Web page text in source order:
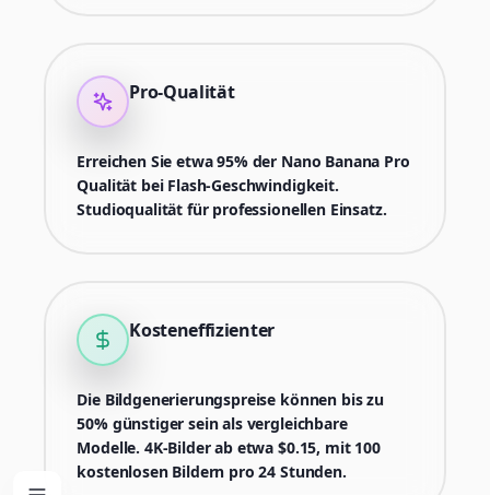
Pro-Qualität
Erreichen Sie etwa 95% der Nano Banana Pro
Qualität bei Flash-Geschwindigkeit.
Studioqualität für professionellen Einsatz.
Kosteneffizienter
Die Bildgenerierungspreise können bis zu
50% günstiger sein als vergleichbare
Modelle. 4K-Bilder ab etwa $0.15, mit 100
kostenlosen Bildern pro 24 Stunden.